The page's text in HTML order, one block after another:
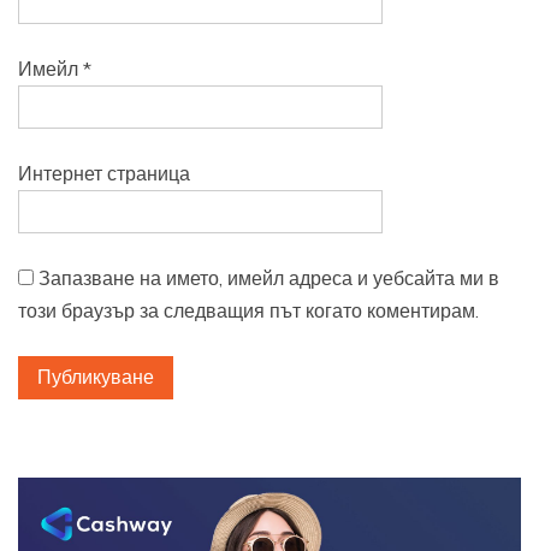
Имейл *
Интернет страница
Запазване на името, имейл адреса и уебсайта ми в
този браузър за следващия път когато коментирам.